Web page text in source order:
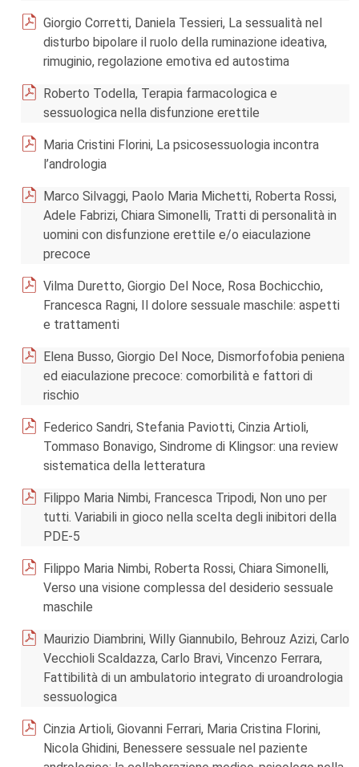
Giorgio Corretti, Daniela Tessieri, La sessualità nel
disturbo bipolare il ruolo della ruminazione ideativa,
rimuginio, regolazione emotiva ed autostima
Roberto Todella, Terapia farmacologica e
sessuologica nella disfunzione erettile
Maria Cristini Florini, La psicosessuologia incontra
l’andrologia
Marco Silvaggi, Paolo Maria Michetti, Roberta Rossi,
Adele Fabrizi, Chiara Simonelli, Tratti di personalità in
uomini con disfunzione erettile e/o eiaculazione
precoce
Vilma Duretto, Giorgio Del Noce, Rosa Bochicchio,
Francesca Ragni, Il dolore sessuale maschile: aspetti
e trattamenti
Elena Busso, Giorgio Del Noce, Dismorfofobia peniena
ed eiaculazione precoce: comorbilità e fattori di
rischio
Federico Sandri, Stefania Paviotti, Cinzia Artioli,
Tommaso Bonavigo, Sindrome di Klingsor: una review
sistematica della letteratura
Filippo Maria Nimbi, Francesca Tripodi, Non uno per
tutti. Variabili in gioco nella scelta degli inibitori della
PDE-5
Filippo Maria Nimbi, Roberta Rossi, Chiara Simonelli,
Verso una visione complessa del desiderio sessuale
maschile
Maurizio Diambrini, Willy Giannubilo, Behrouz Azizi, Carlo
Vecchioli Scaldazza, Carlo Bravi, Vincenzo Ferrara,
Fattibilità di un ambulatorio integrato di uroandrologia
sessuologica
Cinzia Artioli, Giovanni Ferrari, Maria Cristina Florini,
Nicola Ghidini, Benessere sessuale nel paziente